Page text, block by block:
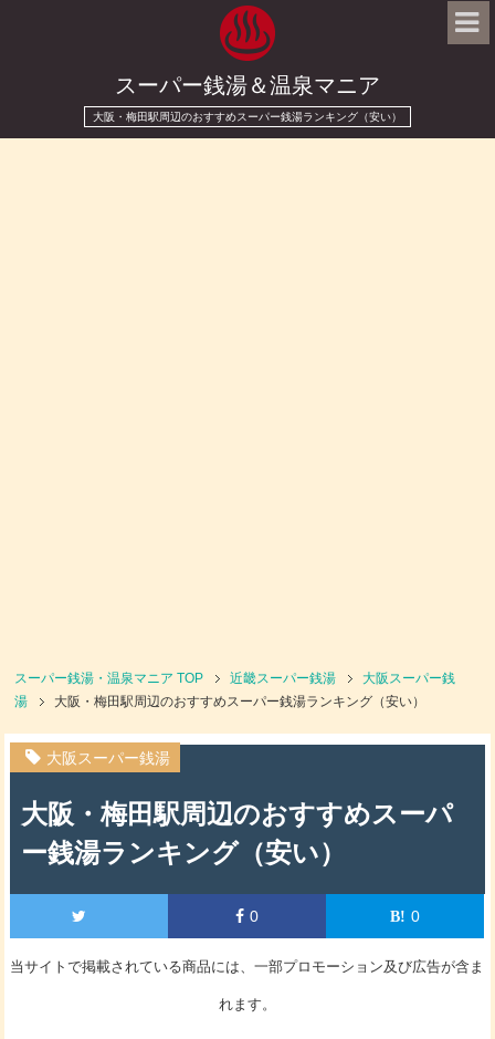
スーパー銭湯＆温泉マニア
大阪・梅田駅周辺のおすすめスーパー銭湯ランキング（安い）
スーパー銭湯・温泉マニア TOP 近畿スーパー銭湯
大阪スーパー銭
湯
大阪・梅田駅周辺のおすすめスーパー銭湯ランキング（安い）
大阪スーパー銭湯
大阪・梅田駅周辺のおすすめスーパ
ー銭湯ランキング（安い）
0 0
当サイトで掲載されている商品には、一部プロモーション及び広告が含ま
れます。